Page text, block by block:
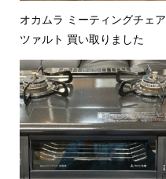
オカムラ ミーティングチェア
ツァルト 買い取りました